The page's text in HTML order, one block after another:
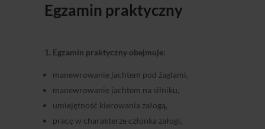
Egzamin praktyczny
1. Egzamin praktyczny obejmuje:
manewrowanie jachtem pod żaglami,
manewrowanie jachtem na silniku,
umiejętność kierowania załogą,
pracę w charakterze członka załogi,